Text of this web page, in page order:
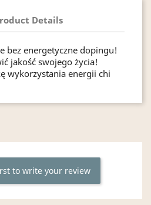
Details
bez energetyczne dopingu!
jakość swojego życia!
wykorzystania energii chi
to write your review